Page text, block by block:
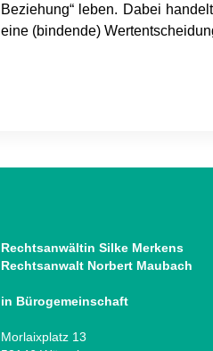
Beziehung“ leben. Dabei
eine (bindende)
Rechtsanwältin Silke Merkens
Rechtsanwalt Norbert Maubach
in Bürogemeinschaft
Morlaixplatz 13